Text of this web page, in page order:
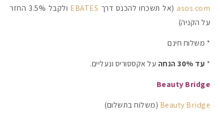
asos.com (אל תשכחו להכנס דרך EBATES
ולקבל 3.5% החזר
על הקניה)
* משלוח חינם
* עד 30% הנחה
על אקססוריס ונעליים.
Beauty Bridge
Beauty Bridge (משלוח בתשלום)